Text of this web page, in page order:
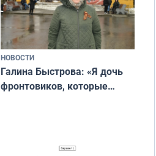
НОВОСТИ
Галина Быстрова: «Я дочь
фронтовиков, которые